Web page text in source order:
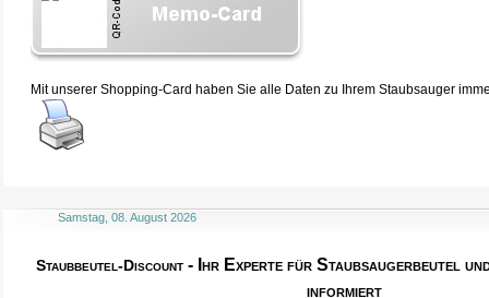
Mit unserer Shopping-Card haben Sie alle Daten zu Ihrem Staubsauger
Samstag, 08. August 2026
Staubbeutel-Discount - Ihr Experte für Staubsaugerbeutel
informiert